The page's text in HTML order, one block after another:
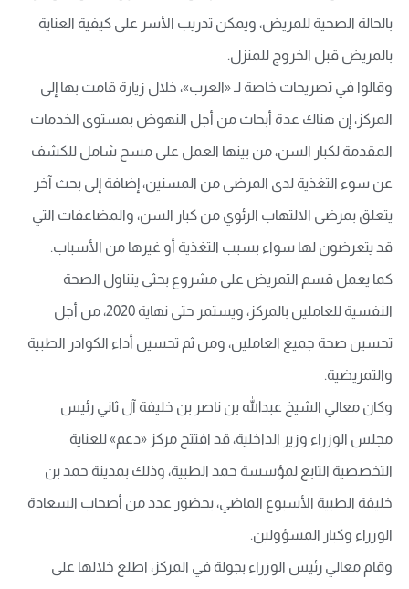
بالحالة الصحية للمريض، ويمكن تدريب الأسر على كيفية العناية
بالمريض قبل الخروج للمنزل.
وقالوا في تصريحات خاصة لـ «العرب»، خلال زيارة قامت بها إلى
المركز، إن هناك عدة أبحاث من أجل النهوض بمستوى الخدمات
المقدمة لكبار السن، من بينها العمل على مسح شامل للكشف
عن سوء التغذية لدى المرضى من المسنين، إضافة إلى بحث آخر
يتعلق بمرضى الالتهاب الرئوي من كبار السن، والمضاعفات التي
قد يتعرضون لها سواء بسبب التغذية أو غيرها من الأسباب.
كما يعمل قسم التمريض على مشروع بحثي يتناول الصحة
النفسية للعاملين بالمركز، ويستمر حتى نهاية 2020، من أجل
تحسين صحة جميع العاملين، ومن ثم تحسين أداء الكوادر الطبية
والتمريضية.
وكان معالي الشيخ عبدالله بن ناصر بن خليفة آل ثاني رئيس
مجلس الوزراء وزير الداخلية، قد افتتح مركز «دعم» للعناية
التخصصية التابع لمؤسسة حمد الطبية، وذلك بمدينة حمد بن
خليفة الطبية الأسبوع الماضي، بحضور عدد من أصحاب السعادة
الوزراء وكبار المسؤولين.
وقام معالي رئيس الوزراء بجولة في المركز، اطلع خلالها على